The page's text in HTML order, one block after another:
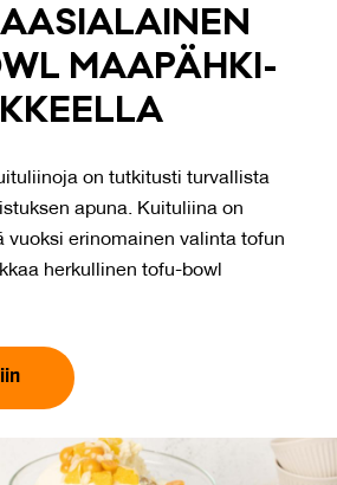
MAA­PÄH­KI­
on tutkitusti turvallista
apuna. Kuituliina on
vuoksi erinomainen valinta tofun
herkullinen tofu-bowl